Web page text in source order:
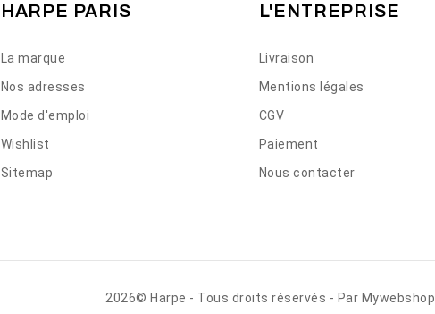
HARPE PARIS
La marque
Nos adresses
Mode d'emploi
Wishlist
Sitemap
L'ENTREPRISE
Livraison
Mentions légales
CGV
Paiement
Nous contacter
2026© Harpe - Tous droits réservés - Par Mywebshop